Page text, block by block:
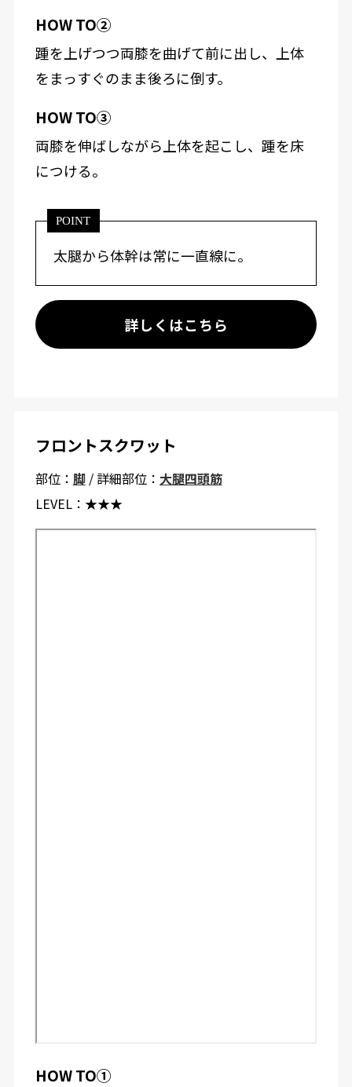
HOW TO②
踵を上げつつ両膝を曲げて前に出し、上体
をまっすぐのまま後ろに倒す。
HOW TO③
両膝を伸ばしながら上体を起こし、踵を床
につける。
POINT
太腿から体幹は常に一直線に。
詳しくはこちら
フロントスクワット
部位： 脚/ 詳細部位： 大腿四頭筋
LEVEL： ★★★
HOW TO①